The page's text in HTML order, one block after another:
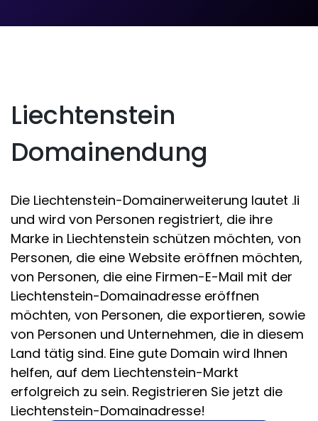
Liechtenstein
Domainendung
Die Liechtenstein-Domainerweiterung lautet .li
und wird von Personen registriert, die ihre
Marke in Liechtenstein schützen möchten, von
Personen, die eine Website eröffnen möchten,
von Personen, die eine Firmen-E-Mail mit der
Liechtenstein-Domainadresse eröffnen
möchten, von Personen, die exportieren, sowie
von Personen und Unternehmen, die in diesem
Land tätig sind. Eine gute Domain wird Ihnen
helfen, auf dem Liechtenstein-Markt
erfolgreich zu sein. Registrieren Sie jetzt die
Liechtenstein-Domainadresse!